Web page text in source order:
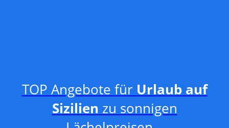
TOP Angebote für Urlaub auf
Sizilien zu sonnigen